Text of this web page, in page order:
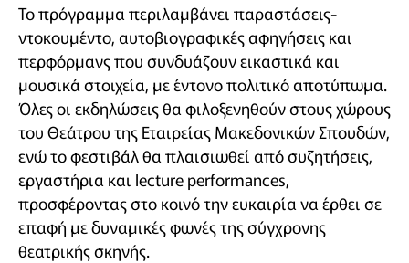
Το πρόγραμμα περιλαμβάνει παραστάσεις-
ντοκουμέντο, αυτοβιογραφικές αφηγήσεις και
περφόρμανς που συνδυάζουν εικαστικά και
μουσικά στοιχεία, με έντονο πολιτικό αποτύπωμα.
Όλες οι εκδηλώσεις θα φιλοξενηθούν στους χώρους
του Θεάτρου της Εταιρείας Μακεδονικών Σπουδών,
ενώ το φεστιβάλ θα πλαισιωθεί από συζητήσεις,
εργαστήρια και lecture performances,
προσφέροντας στο κοινό την ευκαιρία να έρθει σε
επαφή με δυναμικές φωνές της σύγχρονης
θεατρικής σκηνής.